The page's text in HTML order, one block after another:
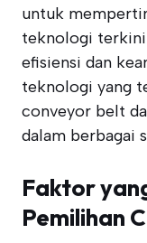
untuk
teknologi terkini
efisiensi dan
teknologi yang
conveyor belt
dalam berbagai
Faktor
Pemilihan